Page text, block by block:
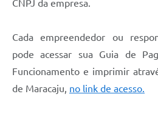
CNPJ da empresa.
Cada empreendedor ou
pode acessar sua Guia de
Funcionamento e imprimir
de Maracaju, no link de acesso.